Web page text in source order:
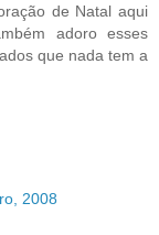
de Natal aqui
adoro esses
que nada tem a
2008